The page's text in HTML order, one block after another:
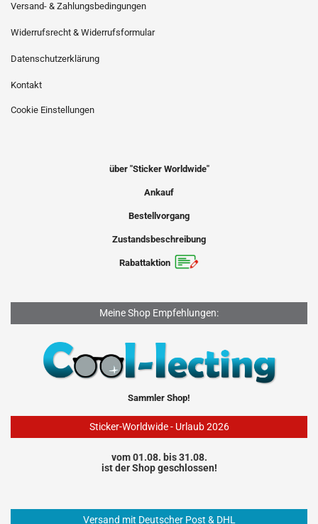
Versand- & Zahlungsbedingungen
Widerrufsrecht & Widerrufsformular
Datenschutzerklärung
Kontakt
Cookie Einstellungen
über "Sticker Worldwide"
Ankauf
Bestellvorgang
Zustandsbeschreibung
Rabattaktion
Meine Shop Empfehlungen:
Sammler Shop!
Sticker-Worldwide - Urlaub 2026
vom 01.08. bis 31.08.
ist der Shop geschlossen!
Versand mit Deutscher Post & DHL